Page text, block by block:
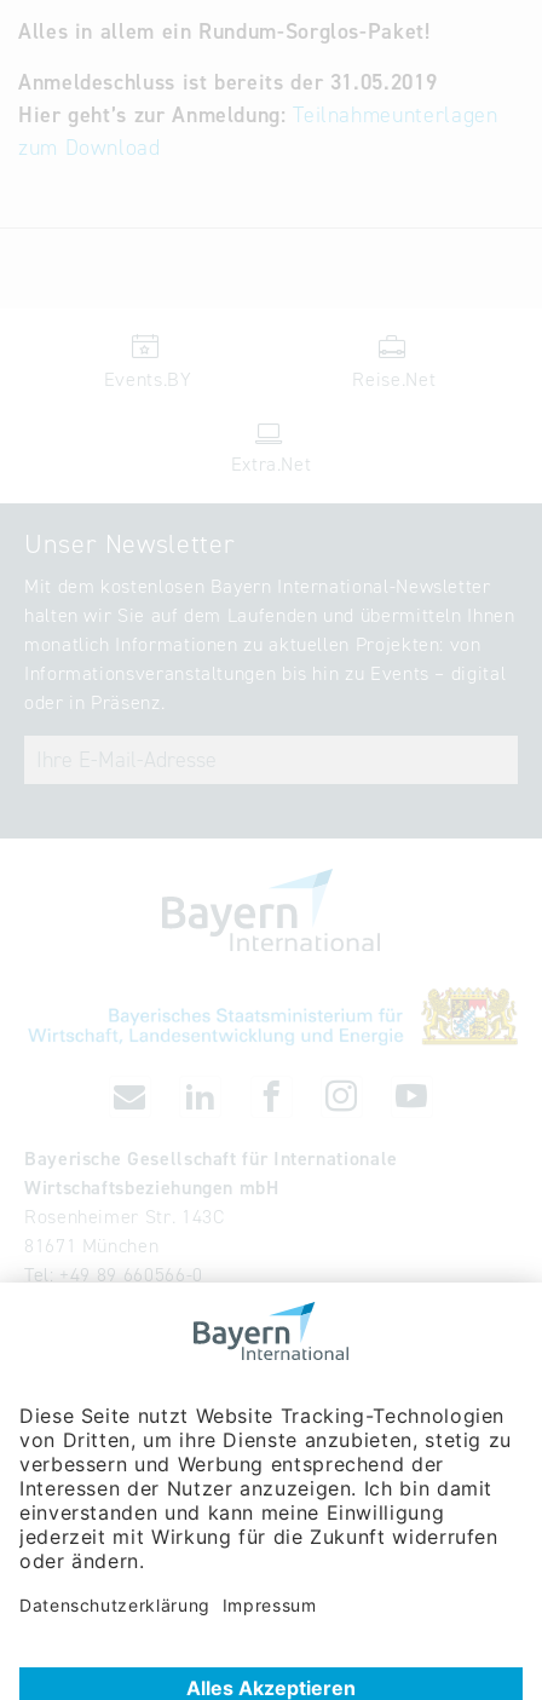
Alles in allem ein Rundum-Sorglos-Paket!
Anmeldeschluss ist bereits der 31.05.2019
Hier geht’s zur Anmeldung: Teilnahmeunterlagen
zum Download
Events.BY Reise.Net
Extra.Net
Unser Newsletter
Mit dem kostenlosen Bayern International-Newsletter
halten wir Sie auf dem Laufenden und übermitteln Ihnen
monatlich Informationen zu aktuellen Projekten: von
Informationsveranstaltungen bis hin zu Events – digital
oder in Präsenz.
Bayerische Gesellschaft für Internationale
Wirtschaftsbeziehungen mbH
Rosenheimer Str. 143C
81671 München
Tel: +49 89 660566-0
Publikationen
Newsroom
Impressum
Datenschutzerklärung
Barrierefreiheitserklärung
Veranstaltungssuche
Unternehmerreisen